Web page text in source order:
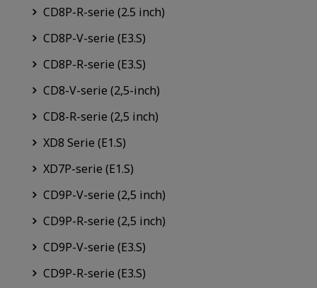
CD8P-R-serie (2.5 inch)
CD8P-V-serie (E3.S)
CD8P-R-serie (E3.S)
CD8-V-serie (2,5-inch)
CD8-R-serie (2,5 inch)
XD8 Serie (E1.S)
XD7P-serie (E1.S)
CD9P-V-serie (2,5 inch)
CD9P-R-serie (2,5 inch)
CD9P-V-serie (E3.S)
CD9P-R-serie (E3.S)